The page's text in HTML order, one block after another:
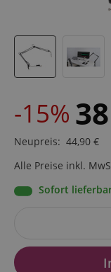
-15% 38
Neupreis: 44,90 €
Alle Preise inkl.
Sofort